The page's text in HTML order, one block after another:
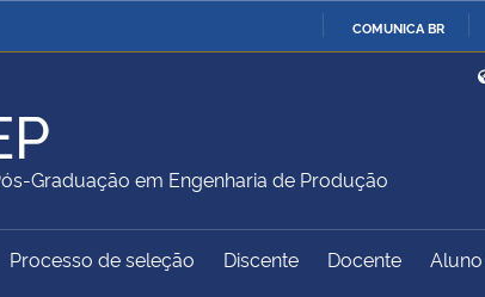
COMUNICA BR
da Justiça e
Ministério da Defesa
da Educação
Graduação em Engenharia de Produção
Processo de seleção Discente Docente